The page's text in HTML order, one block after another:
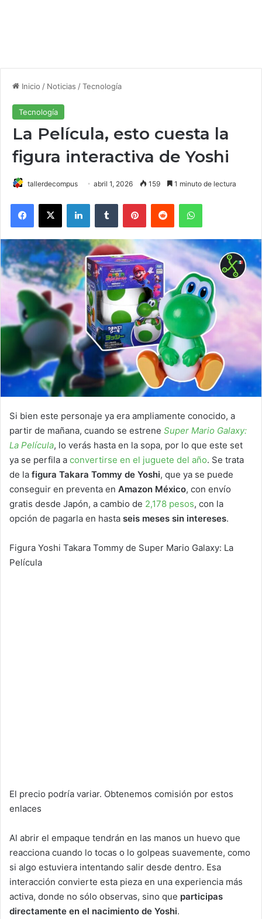
Inicio / Noticias /Tecnología
Tecnología
La Película, esto cuesta la
figura interactiva de Yoshi
tallerdecompus abril 1, 2026 159 1 minuto de lectura
Si bien este personaje ya era ampliamente conocido, a
partir de mañana, cuando se estrene Super Mario Galaxy:
La Película, lo verás hasta en la sopa, por lo que este set
ya se perfila a convertirse en el juguete del año. Se trata
de la figura Takara Tommy de Yoshi, que ya se puede
conseguir en preventa en Amazon México, con envío
gratis desde Japón, a cambio de 2,178 pesos, con la
opción de pagarla en hasta seis meses sin intereses.
Figura Yoshi Takara Tommy de Super Mario Galaxy: La
Película
El precio podría variar. Obtenemos comisión por estos
enlaces
Al abrir el empaque tendrán en las manos un huevo que
reacciona cuando lo tocas o lo golpeas suavemente, como
si algo estuviera intentando salir desde dentro. Esa
interacción convierte esta pieza en una experiencia más
activa, donde no sólo observas, sino que participas
directamente en el nacimiento de Yoshi.